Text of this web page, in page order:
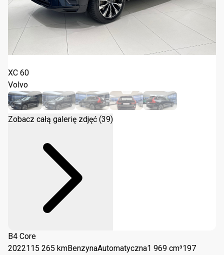
Volvo XC 60 B4 Core 2022
XC 60
Volvo
Zobacz całą galerię zdjęć (39)
B4 Core
2022115 265 kmBenzynaAutomatyczna1 969 cm³197